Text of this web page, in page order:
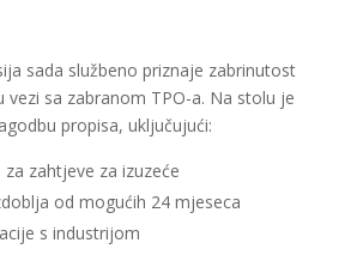
sada službeno priznaje zabrinutost
vezi sa zabranom TPO-a. Na stolu je
propisa, uključujući:
za zahtjeve za izuzeće
od mogućih 24 mjeseca
s industrijom